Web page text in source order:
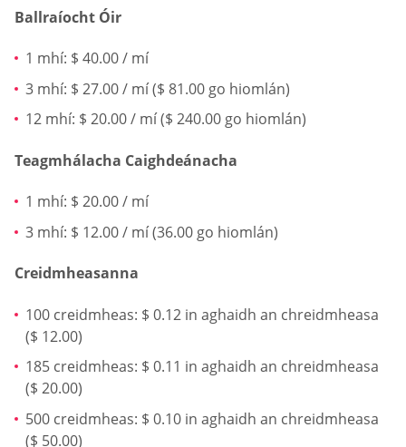
Ballraíocht Óir
1 mhí: $ 40.00 / mí
3 mhí: $ 27.00 / mí ($ 81.00 go hiomlán)
12 mhí: $ 20.00 / mí ($ 240.00 go hiomlán)
Teagmhálacha Caighdeánacha
1 mhí: $ 20.00 / mí
3 mhí: $ 12.00 / mí (36.00 go hiomlán)
Creidmheasanna
100 creidmheas: $ 0.12 in aghaidh an chreidmheasa
($ 12.00)
185 creidmheas: $ 0.11 in aghaidh an chreidmheasa
($ 20.00)
500 creidmheas: $ 0.10 in aghaidh an chreidmheasa
($ 50.00)